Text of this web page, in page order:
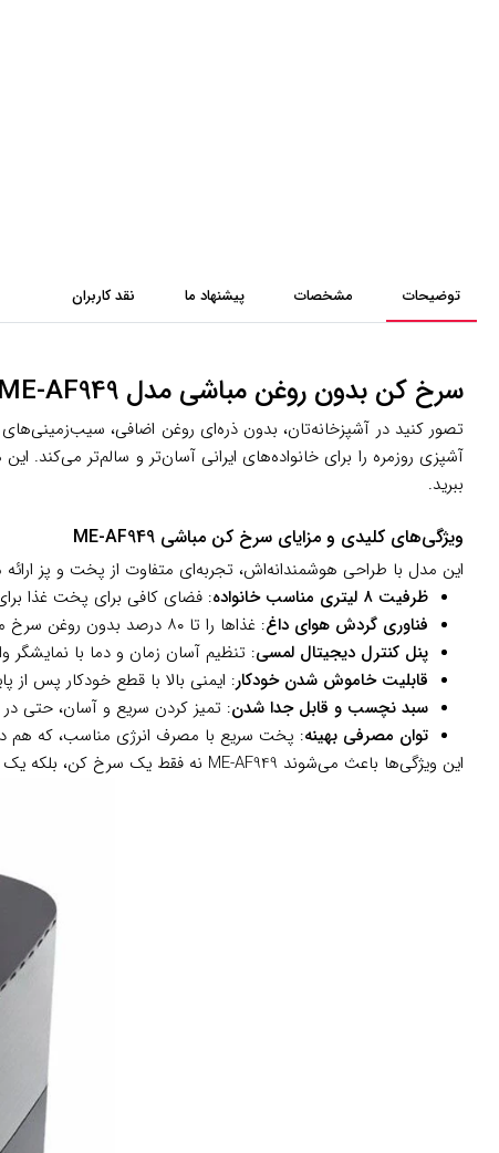
توضیحات مشخصات پیشنهاد ما نقد کاربران
سرخ کن بدون روغن مباشی مدل ME-AF949
تصور کنید در آشپزخانه‌تان، بدون ذره‌ای روغن اضافی،
آشپزی روزمره را برای خانواده‌های ایرانی آسان‌تر و سالم‌تر می‌کند.
ببرید.
ویژگی‌های کلیدی و مزایای سرخ کن مباشی ME-AF949
این مدل با طراحی هوشمندانه‌اش، تجربه‌ای متفاوت از پخت و پز
ظرفیت ۸ لیتری مناسب خانواده
: فضای کافی برای پخت غذا برای ۴ تا ۶ نفر، ایده‌آل برای وعده‌های خانوادگی یا مهمانی‌های کوچک بدون نیاز به چند
فناوری گردش هوای داغ: غذاها را تا ۸۰ درصد بدون روغن سرخ می‌کند، که یعنی غذاهای ترد و کم‌کالری بدون نگرانی از چربی اضافی.
پنل کنترل دیجیتال لمسی: تنظیم آسان زمان و دما با
قابلیت خاموش شدن خودکار: ایمنی بالا با قطع خودکار پس از
سبد نچسب و قابل جدا شدن: تمیز کردن سریع و آسان، حتی
توان مصرفی بهینه: پخت سریع با مصرف انرژی مناسب، که هم
این ویژگی‌ها باعث می‌شوند ME-AF949 نه فقط یک سرخ کن، بلکه یک همراه واقعی در آشپزخانه باشد.